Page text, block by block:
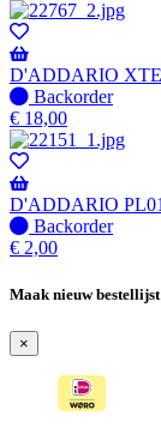
D'ADDARIO
Niet
op
voorraad
-
Wordt
verzonden
wanneer
beschikbaar
Backorder
€ 18,00
D'ADDARIO
Niet
op
-
verzonden
wanneer
beschikbaar
Backorder
€ 2,00
Maak nieuw bestellijst
×